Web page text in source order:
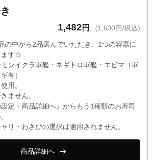
1,482 円 (1,600円/税込)
の中から2品選んでいただき、1つの容器に
ます☆
ンイクラ軍艦・ネギトロ軍艦・エビマヨ軍
有）
用。
ません。
設定・商品詳細へ』からもう1種類のお寿司
リ・わさびの選択は適用されません。
商品詳細へ